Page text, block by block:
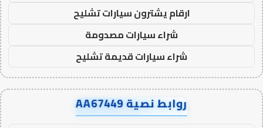
ارقام يشترون سيارات تشليح
شراء سيارات مصدومة
شراء سيارات قديمة تشليح
روابط نصية AA67449